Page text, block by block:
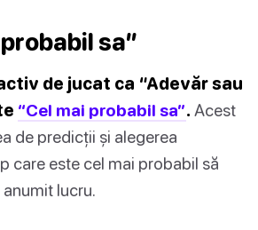
sa”
de jucat ca “Adevăr sau
“Cel mai probabil sa”. Acest
de predicții și alegerea
care este cel mai probabil să
lucru.